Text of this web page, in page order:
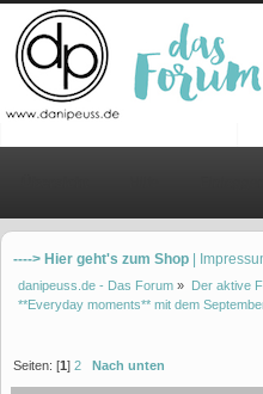
----> Hier geht's zum Shop |
danipeuss.de - Das Forum » Der aktive
**Everyday moments** mit dem
Seiten: [1]2 Nach unten